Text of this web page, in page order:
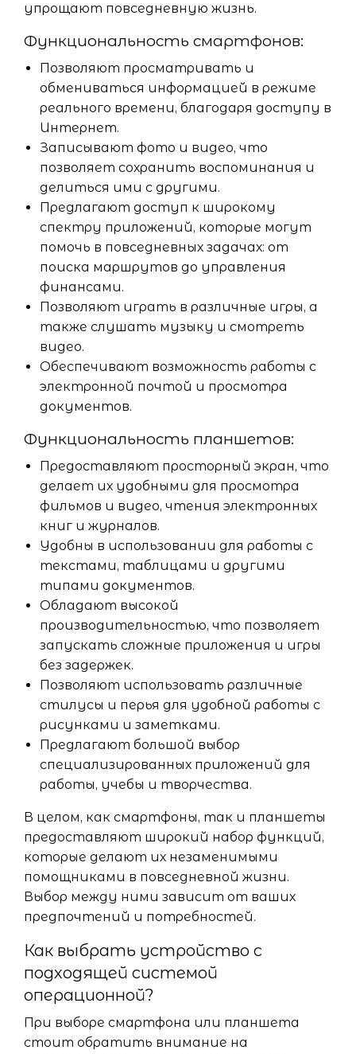
упрощают повседневную жизнь.
Функциональность смартфонов:
Позволяют просматривать и
обмениваться информацией в режиме
реального времени, благодаря доступу в
Интернет.
Записывают фото и видео, что
позволяет сохранить воспоминания и
делиться ими с другими.
Предлагают доступ к широкому
спектру приложений, которые могут
помочь в повседневных задачах: от
поиска маршрутов до управления
финансами.
Позволяют играть в различные игры, а
также слушать музыку и смотреть
видео.
Обеспечивают возможность работы с
электронной почтой и просмотра
документов.
Функциональность планшетов:
Предоставляют просторный экран, что
делает их удобными для просмотра
фильмов и видео, чтения электронных
книг и журналов.
Удобны в использовании для работы с
текстами, таблицами и другими
типами документов.
Обладают высокой
производительностью, что позволяет
запускать сложные приложения и игры
без задержек.
Позволяют использовать различные
стилусы и перья для удобной работы с
рисунками и заметками.
Предлагают большой выбор
специализированных приложений для
работы, учебы и творчества.
В целом, как смартфоны, так и планшеты
предоставляют широкий набор функций,
которые делают их незаменимыми
помощниками в повседневной жизни.
Выбор между ними зависит от ваших
предпочтений и потребностей.
Как выбрать устройство с
подходящей системой
операционной?
При выборе смартфона или планшета
стоит обратить внимание на